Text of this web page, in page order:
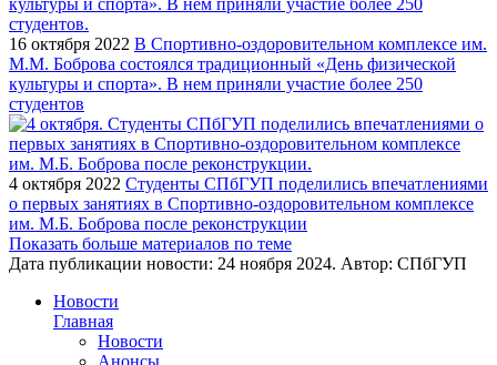
16 октября 2022 В Спортивно-оздоровительном комплексе им.
М.М. Боброва состоялся традиционный «День физической
культуры и спорта». В нем приняли участие более 250
студентов
4 октября 2022 Студенты СПбГУП поделились впечатлениями
о первых занятиях в Спортивно-оздоровительном комплексе
им. М.Б. Боброва после реконструкции
Показать больше материалов по теме
Дата публикации новости: 24 ноября 2024. Автор: СПбГУП
Новости
Главная
Новости
Анонсы